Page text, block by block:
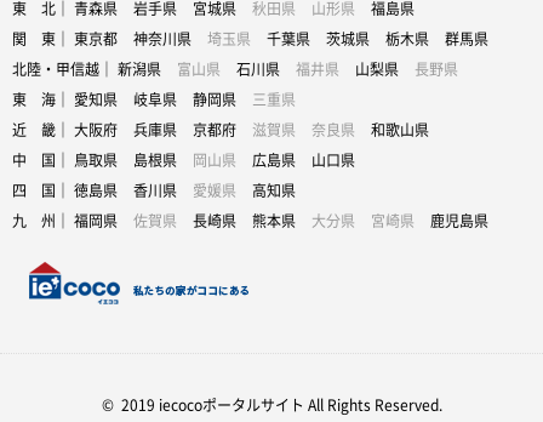
東 北｜ 青森県 岩手県 宮城県 秋田県 山形県 福島県
関 東｜ 東京都 神奈川県 埼玉県 千葉県 茨城県 栃木県 群馬県
北陸・甲信越｜ 新潟県 富山県 石川県 福井県 山梨県 長野県
東 海｜ 愛知県 岐阜県 静岡県 三重県
近 畿｜ 大阪府 兵庫県 京都府 滋賀県 奈良県 和歌山県
中 国｜ 鳥取県 島根県 岡山県 広島県 山口県
四 国｜ 徳島県 香川県 愛媛県 高知県
九 州｜ 福岡県 佐賀県 長崎県 熊本県 大分県 宮崎県 鹿児島県
© 2019 iecocoポータルサイト All Rights Reserved.